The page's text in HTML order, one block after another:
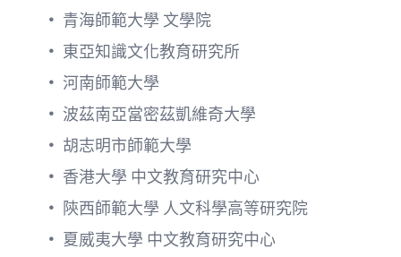
• 青海師範大學 文學院
• 東亞知識文化教育研究所
• 河南師範大學
• 波茲南亞當密茲凱維奇大學
• 胡志明市師範大學
• 香港大學 中文教育研究中心
• 陝西師範大學 人文科學高等研究院
• 夏威夷大學 中文教育研究中心